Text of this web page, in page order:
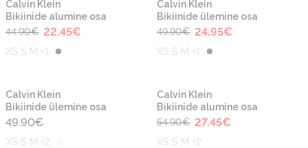
Calvin Klein
Bikiinide alumine osa
44.90€ 22.45€
XS S M +1
Calvin Klein
Bikiinide ülemine osa
49.90€ 24.95€
XS S M +1
Calvin Klein
Bikiinide ülemine osa
49.90€
XS S M +2
-50%
Calvin Klein
Bikiinide alumine osa
54.90€ 27.45€
XS S M +2